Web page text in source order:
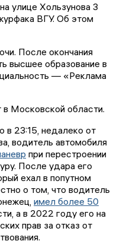
улице Хользунова 3
ВГУ. Об этом
После окончания
высшее образование в
— «Реклама
Московской области.
в 23:15, недалеко от
водитель автомобиля
при перестроении
После удара его
ехал в попутном
о том, что водитель
имел более 50
а в 2022 году его на
прав за отказ от